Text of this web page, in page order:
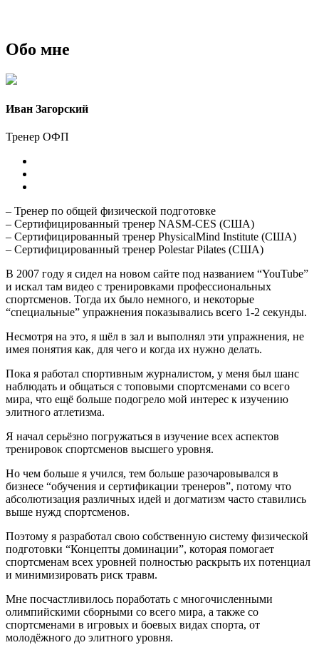
Обо мне
Иван Загорский
Тренер ОФП
– Тренер по общей физической подготовке
– Сертифицированный тренер NASM-CES (США)
– Сертифицированный тренер PhysicalMind Institute (США)
– Сертифицированный тренер Polestar Pilates (США)
В 2007 году я сидел на новом сайте под названием “YouTube”
и искал там видео с тренировками профессиональных
спортсменов. Тогда их было немного, и некоторые
“специальные” упражнения показывались всего 1-2 секунды.
Несмотря на это, я шёл в зал и выполнял эти упражнения, не
имея понятия как, для чего и когда их нужно делать.
Пока я работал спортивным журналистом, у меня был шанс
наблюдать и общаться с топовыми спортсменами со всего
мира, что ещё больше подогрело мой интерес к изучению
элитного атлетизма.
Я начал серьёзно погружаться в изучение всех аспектов
тренировок спортсменов высшего уровня.
Но чем больше я учился, тем больше разочаровывался в
бизнесе “обучения и сертификации тренеров”, потому что
абсолютизация различных идей и догматизм часто ставились
выше нужд спортсменов.
Поэтому я разработал свою собственную систему физической
подготовки “Концепты доминации”, которая помогает
спортсменам всех уровней полностью раскрыть их потенциал
и минимизировать риск травм.
Мне посчастливилось поработать с многочисленными
олимпийскими сборными со всего мира, а также со
спортсменами в игровых и боевых видах спорта, от
молодёжного до элитного уровня.